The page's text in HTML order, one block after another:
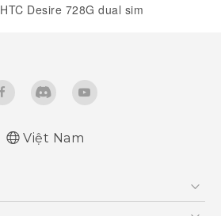
HTC Desire 728G dual sim‎
Việt Nam